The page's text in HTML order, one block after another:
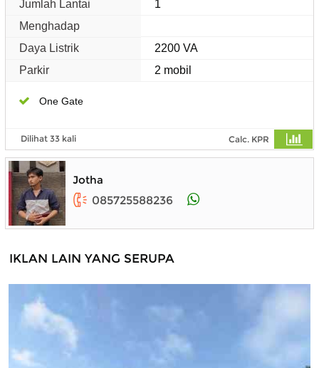
Jumlah Lantai
1
Menghadap
Daya Listrik
2200 VA
Parkir
2 mobil
One Gate
Dilihat 33 kali Calc. KPR
Jotha
085725588236
IKLAN LAIN YANG SERUPA